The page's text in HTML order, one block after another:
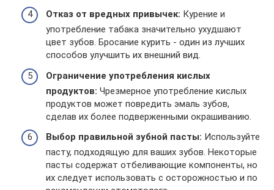
Отказ от вредных привычек: Курение и
употребление табака значительно ухудшают
цвет зубов. Бросание курить - один из лучших
способов улучшить их внешний вид.
Ограничение употребления кислых
продуктов: Чрезмерное употребление кислых
продуктов может повредить эмаль зубов,
сделав их более подверженными окрашиванию.
Выбор правильной зубной пасты: Используйте
пасту, подходящую для ваших зубов. Некоторые
пасты содержат отбеливающие компоненты, но
их следует использовать с осторожностью и по